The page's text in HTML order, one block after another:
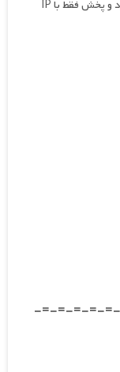
یک پلیس کمک می گیرد تا او را بازگرداند. دانلود و پخش فقط با IP
-=-=-=-=-